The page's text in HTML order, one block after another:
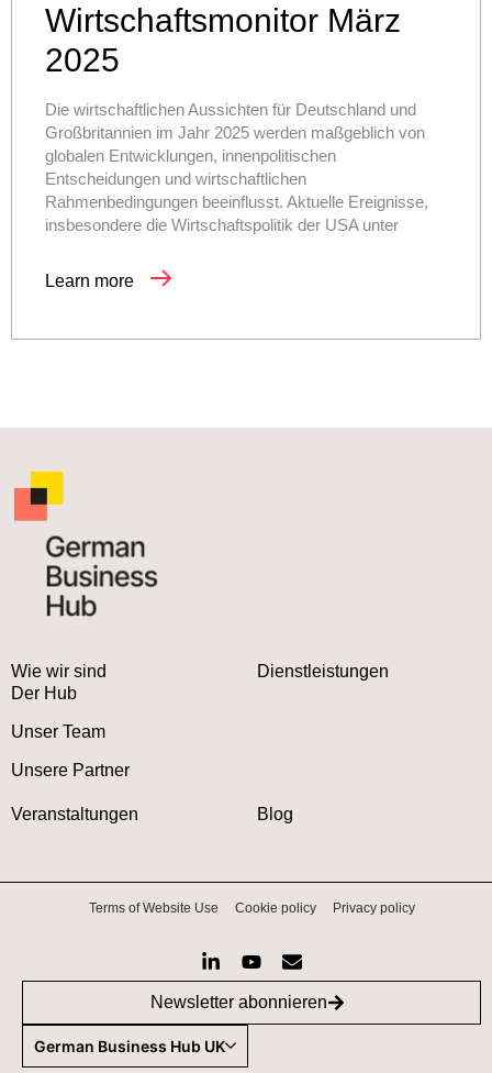
Wirtschaftsmonitor März
2025
Die wirtschaftlichen Aussichten für Deutschland und
Großbritannien im Jahr 2025 werden maßgeblich von
globalen Entwicklungen, innenpolitischen
Entscheidungen und wirtschaftlichen
Rahmenbedingungen beeinflusst. Aktuelle Ereignisse,
insbesondere die Wirtschaftspolitik der USA unter
Learn more
Wie wir sind
Der Hub
Unser Team
Unsere Partner
Dienstleistungen
Veranstaltungen Blog
Terms of Website Use Cookie policy Privacy policy
Newsletter abonnieren
German Business Hub UK